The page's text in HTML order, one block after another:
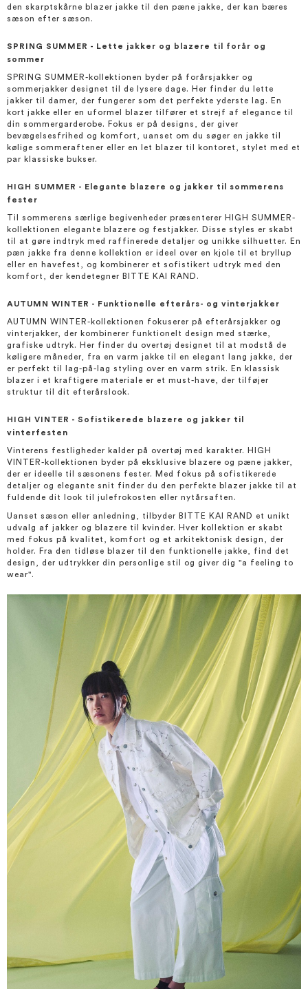
den skarptskårne blazer jakke til den pæne jakke, der kan bæres
sæson efter sæson.
SPRING SUMMER - Lette jakker og blazere til forår og
sommer
SPRING SUMMER-kollektionen byder på forårsjakker og
sommerjakker designet til de lysere dage. Her finder du lette
jakker til damer, der fungerer som det perfekte yderste lag. En
kort jakke eller en uformel blazer tilfører et strejf af elegance til
din sommergarderobe. Fokus er på designs, der giver
bevægelsesfrihed og komfort, uanset om du søger en jakke til
kølige sommeraftener eller en let blazer til kontoret, stylet med et
par klassiske bukser.
HIGH SUMMER - Elegante blazere og jakker til sommerens
fester
Til sommerens særlige begivenheder præsenterer HIGH SUMMER-
kollektionen elegante blazere og festjakker. Disse styles er skabt
til at gøre indtryk med raffinerede detaljer og unikke silhuetter. En
pæn jakke fra denne kollektion er ideel over en kjole til et bryllup
eller en havefest, og kombinerer et sofistikert udtryk med den
komfort, der kendetegner BITTE KAI RAND.
AUTUMN WINTER - Funktionelle efterårs- og vinterjakker
AUTUMN WINTER-kollektionen fokuserer på efterårsjakker og
vinterjakker, der kombinerer funktionelt design med stærke,
grafiske udtryk. Her finder du overtøj designet til at modstå de
køligere måneder, fra en varm jakke til en elegant lang jakke, der
er perfekt til lag-på-lag styling over en varm strik. En klassisk
blazer i et kraftigere materiale er et must-have, der tilføjer
struktur til dit efterårslook.
HIGH VINTER - Sofistikerede blazere og jakker til
vinterfesten
Vinterens festligheder kalder på overtøj med karakter. HIGH
VINTER-kollektionen byder på eksklusive blazere og pæne jakker,
der er ideelle til sæsonens fester. Med fokus på sofistikerede
detaljer og elegante snit finder du den perfekte blazer jakke til at
fuldende dit look til julefrokosten eller nytårsaften.
Uanset sæson eller anledning, tilbyder BITTE KAI RAND et unikt
udvalg af jakker og blazere til kvinder. Hver kollektion er skabt
med fokus på kvalitet, komfort og et arkitektonisk design, der
holder. Fra den tidløse blazer til den funktionelle jakke, find det
design, der udtrykker din personlige stil og giver dig "a feeling to
wear".